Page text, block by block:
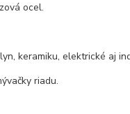
ocel.
keramiku, elektrické aj
riadu.